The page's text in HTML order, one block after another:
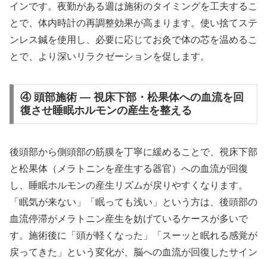
インです。夜勤がある週は施術のタイミングを工夫するこ
とで、体内時計の再調整効果が高まります。使い捨てステ
ンレス鍼を使用し、必要に応じてお灸で体の芯を温めるこ
とで、より深いリラクゼーションを促します。
④ 頭部施術 — 視床下部・松果体への血流を回
復させ睡眠ホルモンの産生を整える
後頭部から側頭部の筋膜を丁寧に緩めることで、視床下部
と松果体（メラトニンを産生する器官）への血流が回復
し、睡眠ホルモンの産生リズムが戻りやすくなります。
「眠気が来ない」「眠っても浅い」という方は、後頭部の
血流停滞がメラトニン産生を妨げているケースが多いで
す。施術後に「頭が軽くなった」「スーッと眠れる感覚が
戻ってきた」という変化が、脳への血流が回復したサイン